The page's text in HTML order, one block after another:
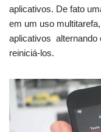
aplicativos. De fato
em um uso
aplicativos alternando
reiniciá-los.